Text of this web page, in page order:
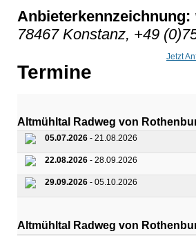
Anbieterkennzeichnung:
78467 Konstanz, +49
Jetzt
Termine
Altmühltal Radweg von
05.07.2026 - 21.08.2026
22.08.2026 - 28.09.2026
29.09.2026 - 05.10.2026
Altmühltal Radweg von